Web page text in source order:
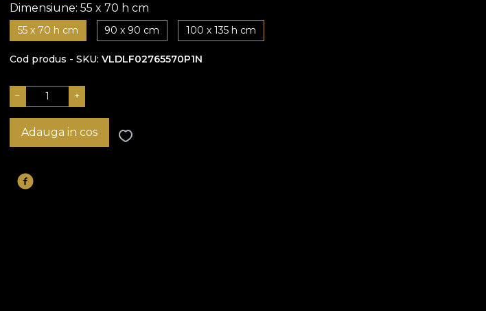
Dimensiune: 55 x 70 h cm
55 x 70 h cm 90 x 90 cm 100 x 135 h cm
Cod produs - SKU VLDLF02765570P1N
− +
Adauga in cos